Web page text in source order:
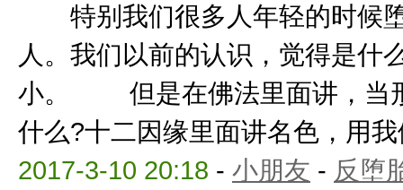
特别我们很多人年轻的时候
人。我们以前的认识，觉得是什
小。 但是在佛法里面讲，当
什么?十二因缘里面讲名色，用
2017-3-10 20:18 - 小朋友 - 反堕